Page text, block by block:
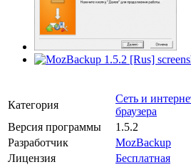
Категория
Сеть и
браузера
Версия программы
1.5.2
Разработчик
MozBackup
Лицензия
Бесплатная